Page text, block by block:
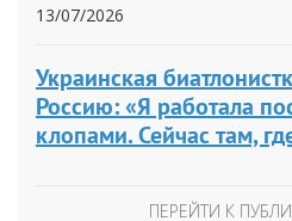
13/07/2026
Украинская
Россию: «Я работала
клопами. Сейчас там,
ПЕРЕЙТИ К